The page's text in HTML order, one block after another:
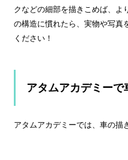
クなどの細部を描きこめば、よ
の構造に慣れたら、実物や写真
ください！
アタムアカデミー
アタムアカデミーでは、車の描